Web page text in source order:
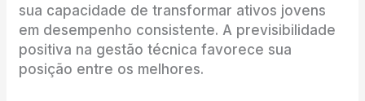
sua capacidade de transformar ativos jovens
em desempenho consistente. A previsibilidade
positiva na gestão técnica favorece sua
posição entre os melhores.